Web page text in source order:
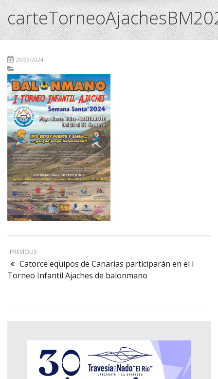
20/03/2024
PREVIOUS
Catorce equipos de Canarias participarán en el I
Torneo Infantil Ajaches de balonmano